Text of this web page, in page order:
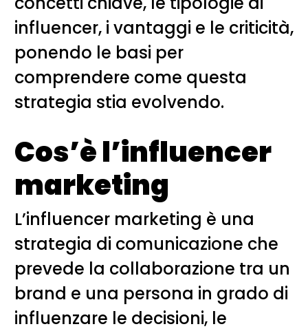
influencer, i vantaggi e le criticità,
ponendo le basi per
comprendere come questa
strategia stia evolvendo.
Cos’è l’influencer
marketing
L’influencer marketing è una
strategia di comunicazione che
prevede la collaborazione tra un
brand e una persona in grado di
influenzare le decisioni, le